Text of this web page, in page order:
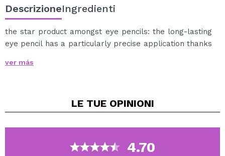
DescrizioneIngredienti
the star product amongst eye pencils: the long-lasting
eye pencil has a particularly precise application thanks
eyes for a breathtaking look.
ver más
LE TUE OPINIONI
4.70